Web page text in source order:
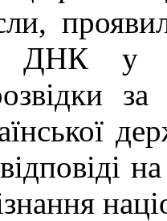
ДНК у